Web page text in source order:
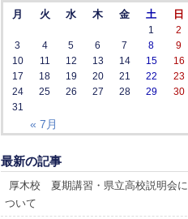
月 火 水 木 金 土 日
« 7月
1
2
3
4 5 6 7 8
9
10
11 12 13 14 15
16
17
18 19 20 21 22
23
24
25 26 27 28 29
30
31
最新の記事
厚木校 夏期講習・県立高校説明会に
ついて